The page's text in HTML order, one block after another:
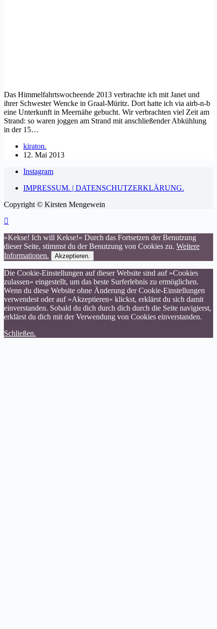
Das Himmelfahrtswocheende 2013 verbrachte ich mit Janet und
ihrer Schwester Wencke in Graal-Müritz. Dort hatte ich via airb-n-b
eine Unterkunft in Meernähe gebucht. Wir verbrachten viel Zeit am
Strand: so waren joggen am Strand mit anschließender Abkühlung
in der 15…
kiraton.
12. Mai 2013
Instagram
IMPRESSUM. | DATENSCHUTZERKLÄRUNG.
Copyright © Kirsten Mengewein
»Kekse! Ich will Kekse!« Durch das Fortsetzen der Benutzung
dieser Seite, stimmst du der Benutzung von Cookies zu. Weitere
Informationen.
Akzeptieren.
Die Cookie-Einstellungen auf dieser Website sind auf »Cookies
zulassen« eingestellt, um das beste Surferlebnis zu ermöglichen.
Wenn du diese Website ohne Änderung der Cookie-Einstellungen
verwendest oder auf »Akzeptieren« klickst, erklärst du sich damit
einverstanden. Sobald du dich durch dich durch die Seite navigierst,
erklärst du dich mit der Verwendung von Cookies einverstanden.
Schließen.